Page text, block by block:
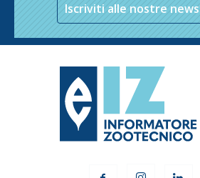
Iscriviti alle nostre